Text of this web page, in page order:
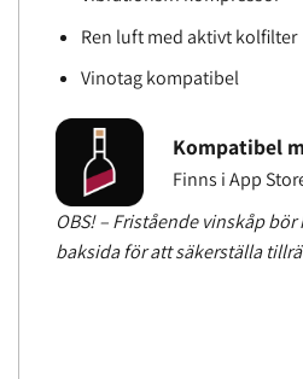
Ren luft med aktivt kolfilter
Vinotag kompatibel
Kompatibel
Finns i App
OBS! – Fristående vinskåp
baksida för att säkerställa